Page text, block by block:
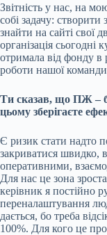
Звітність у нас, на
собі задачу:
знайти на сайті свої
організація сьогодні
отримала від фонду в
роботи нашої
Ти сказав, що ПЖ –
цьому зберігаєте
Є ризик стати надто
закриватися швидко,
оперативними,
Для нас це зона
керівник я постійно
переналаштування
дається, бо треба
100%. Для кого це